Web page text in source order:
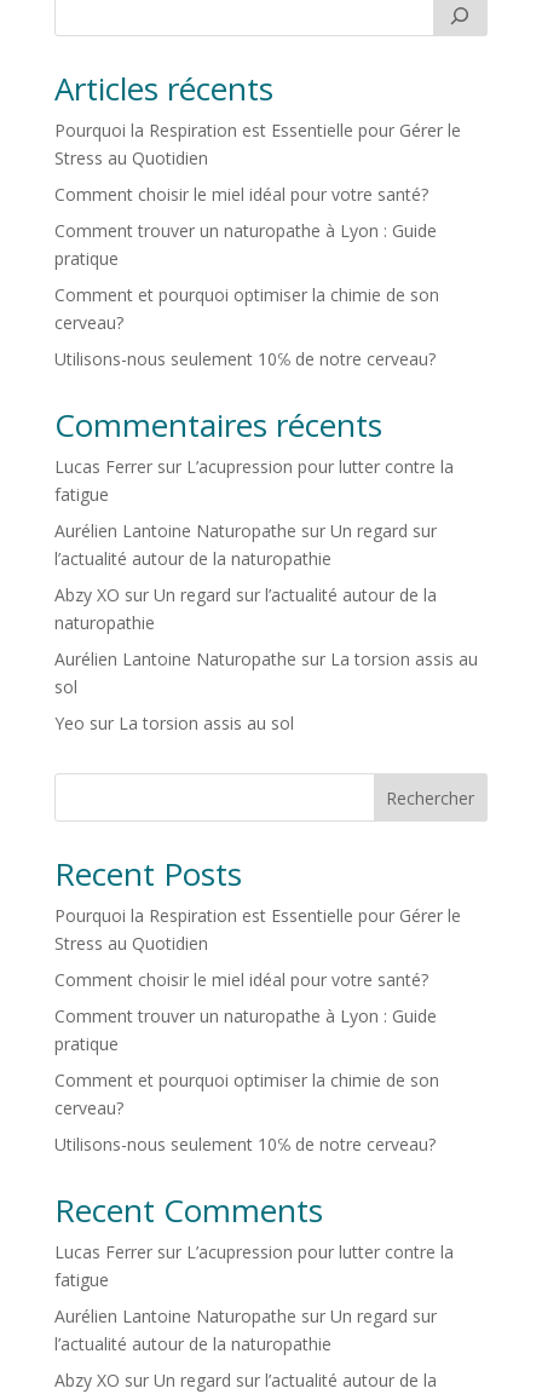
Articles récents
Pourquoi la Respiration est Essentielle pour Gérer le
Stress au Quotidien
Comment choisir le miel idéal pour votre santé?
Comment trouver un naturopathe à Lyon : Guide
pratique
Comment et pourquoi optimiser la chimie de son
cerveau?
Utilisons-nous seulement 10℅ de notre cerveau?
Commentaires récents
Lucas Ferrersur L’acupression pour lutter contre la
fatigue
Aurélien Lantoine Naturopathe sur Un regard sur
l’actualité autour de la naturopathie
Abzy XO sur Un regard sur l’actualité autour de la
naturopathie
Aurélien Lantoine Naturopathe sur La torsion assis au
sol
Yeo sur La torsion assis au sol
Rechercher
Recent Posts
Pourquoi la Respiration est Essentielle pour Gérer le
Stress au Quotidien
Comment choisir le miel idéal pour votre santé?
Comment trouver un naturopathe à Lyon : Guide
pratique
Comment et pourquoi optimiser la chimie de son
cerveau?
Utilisons-nous seulement 10℅ de notre cerveau?
Recent Comments
Lucas Ferrersur L’acupression pour lutter contre la
fatigue
Aurélien Lantoine Naturopathe sur Un regard sur
l’actualité autour de la naturopathie
Abzy XO sur Un regard sur l’actualité autour de la